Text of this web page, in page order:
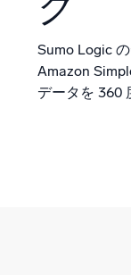
Sumo Logic
Amazon
データを 360